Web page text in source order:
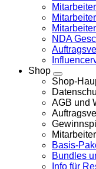
NDA
Shop
Shop-
AGB und
Basis-
Bundles
Info für